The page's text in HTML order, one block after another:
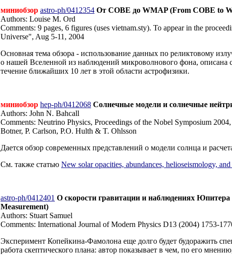
миниобзор astro-ph/0412354 От COBE до WMAP (From COBE to
Authors: Louise M. Ord
Comments: 9 pages, 6 figures (uses vietnam.sty). To appear in the
Universe", Aug 5-11, 2004
Основная тема обзора - использование данных по реликтовому
о нашей Вселенной из наблюдений микроволнового фона, описана
течение ближайших 10 лет в этой области астрофизики.
миниобзор hep-ph/0412068 Солнечные модели и солнечные
Authors: John N. Bahcall
Comments: Neutrino Physics, Proceedings of the Nobel Symposium
Botner, P. Carlson, P.O. Hulth & T. Ohlsson
Дается обзор современных представлений о модели солнца и
См. также статью New solar opacities, abundances, helioseismology,
astro-ph/0412401 О скорости гравитации и наблюдениях
Measurement)
Authors: Stuart Samuel
Comments: International Journal of Modern Physics D13 (2004) 1753-
Эксперимент Копейкина-Фамолона еще долго будет будоражить
работа скептического плана: автор показывает в чем, по его